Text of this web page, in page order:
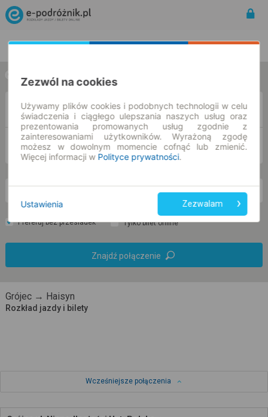
w jedną stronę
-- : --
Preferuj bez przesiadek Tylko bilet online
Znajdź połączenie
Grójec → Haisyn
Rozkład jazdy i bilety
Wcześniejsze połączenia
Zezwól na cookies
Używamy plików cookies i podobnych technologii w celu
świadczenia i ciągłego ulepszania naszych usług oraz
prezentowania promowanych usług zgodnie z
zainteresowaniami użytkowników. Wyrażoną zgodę
możesz w dowolnym momencie cofnąć lub zmienić.
Więcej informacji w Polityce prywatności.
Ustawienia Zezwalam